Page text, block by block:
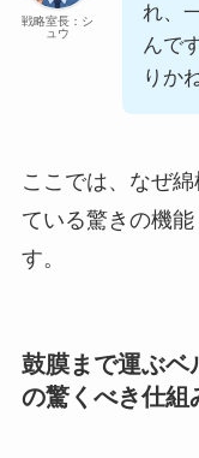
戦略室長：シ
ュウ
れ、
んで
りか
ここでは、なぜ
ている驚きの機
す。
鼓膜まで運ぶベ
の驚くべき仕組